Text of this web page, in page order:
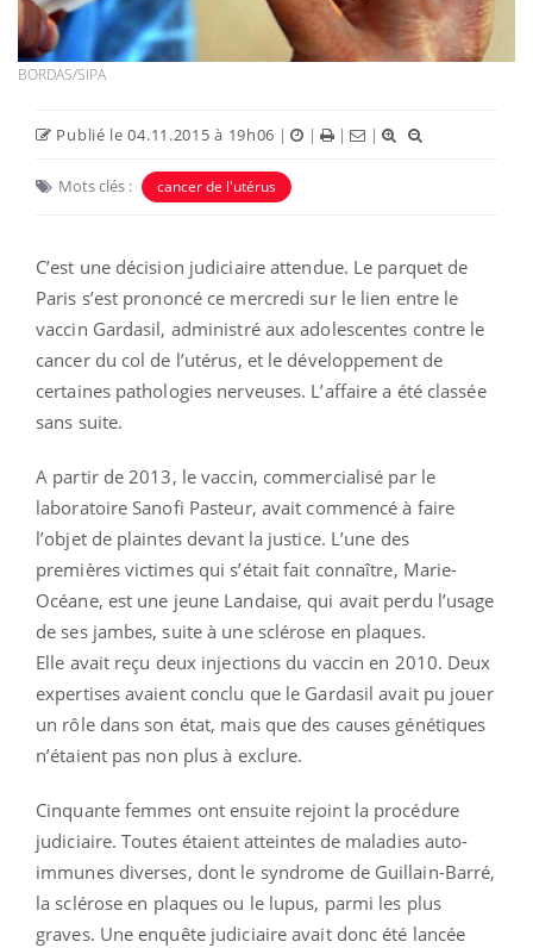
BORDAS/SIPA
Publié le 04.11.2015 à 19h06 | | | |
Mots clés : cancer de l'utérus
C’est une décision judiciaire attendue. Le parquet de
Paris s’est prononcé ce mercredi sur le lien entre le
vaccin Gardasil, administré aux adolescentes contre le
cancer du col de l’utérus, et le développement de
certaines pathologies nerveuses. L’affaire a été classée
sans suite.
A partir de 2013, le vaccin, commercialisé par le
laboratoire Sanofi Pasteur, avait commencé à faire
l’objet de plaintes devant la justice. L’une des
premières victimes qui s’était fait connaître, Marie-
Océane, est une jeune Landaise, qui avait perdu l’usage
de ses jambes, suite à une sclérose en plaques.
Elle avait reçu deux injections du vaccin en 2010. Deux
expertises avaient conclu que le Gardasil avait pu jouer
un rôle dans son état, mais que des causes génétiques
n’étaient pas non plus à exclure.
Cinquante femmes ont ensuite rejoint la procédure
judiciaire. Toutes étaient atteintes de maladies auto-
immunes diverses, dont le syndrome de Guillain-Barré,
la sclérose en plaques ou le lupus, parmi les plus
graves. Une enquête judiciaire avait donc été lancée